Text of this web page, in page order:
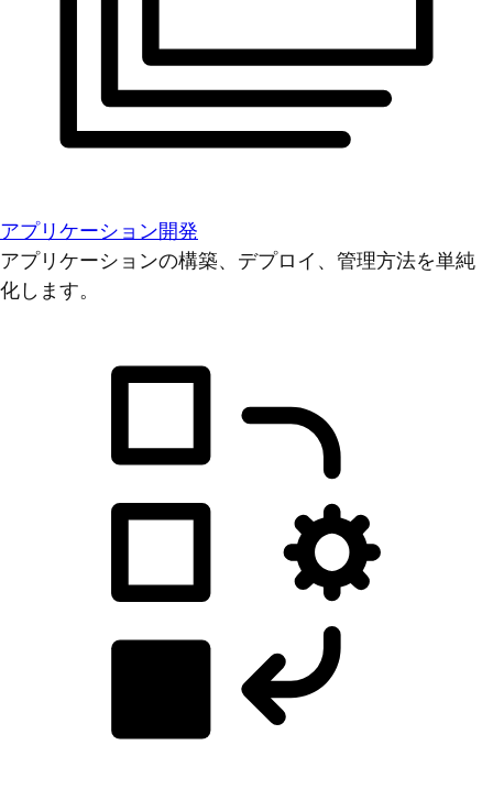
アプリケーション開発
アプリケーションの構築、デプロイ、管理方法を単純
化します。